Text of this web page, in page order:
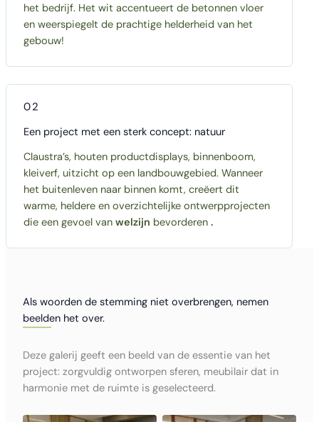
het bedrijf. Het wit accentueert de betonnen vloer
en weerspiegelt de prachtige helderheid van het
gebouw!
02
Een project met een sterk concept: natuur
Claustra’s, houten productdisplays, binnenboom,
kleiverf, uitzicht op een landbouwgebied. Wanneer
het buitenleven naar binnen komt, creëert dit
warme, heldere en overzichtelijke ontwerpprojecten
die een gevoel van welzijn bevorderen .
Als woorden de stemming niet overbrengen, nemen
beelden het over.
Deze galerij geeft een beeld van de essentie van het
project: zorgvuldig ontworpen sferen, meubilair dat in
harmonie met de ruimte is geselecteerd.